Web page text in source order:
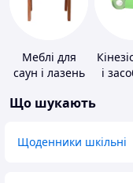
Меблі для
саун і лазень
і
Що шукають
Щоденники шкільні